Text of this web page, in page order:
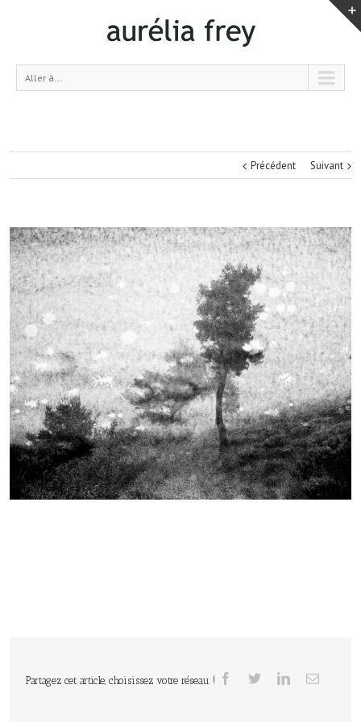
Aller à...
Précédent Suivant
Partagez cet article, choisissez votre réseau !